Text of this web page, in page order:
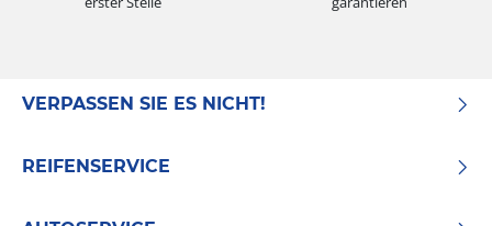
VERPASSEN SIE ES NICHT!
REIFENSERVICE